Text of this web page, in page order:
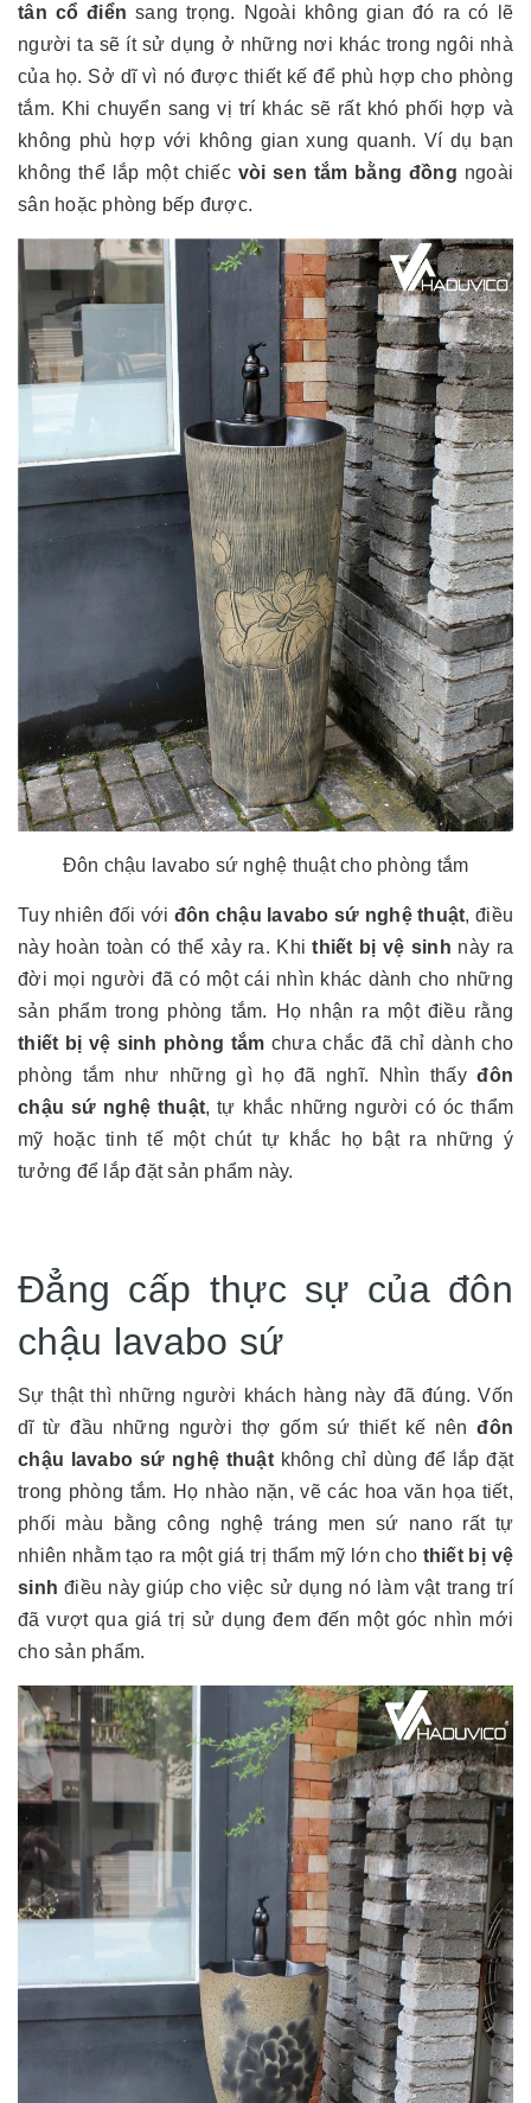
tân cổ điển sang trọng. Ngoài không gian đó ra có lẽ
người ta sẽ ít sử dụng ở những nơi khác trong ngôi nhà
của họ. Sở dĩ vì nó được thiết kế để phù hợp cho phòng
tắm. Khi chuyển sang vị trí khác sẽ rất khó phối hợp và
không phù hợp với không gian xung quanh. Ví dụ bạn
không thể lắp một chiếc vòi sen tắm bằng đồng ngoài
sân hoặc phòng bếp được.
Đôn chậu lavabo sứ nghệ thuật cho phòng tắm
Tuy nhiên đối với đôn chậu lavabo sứ nghệ thuật, điều
này hoàn toàn có thể xảy ra. Khi thiết bị vệ sinh này ra
đời mọi người đã có một cái nhìn khác dành cho những
sản phẩm trong phòng tắm. Họ nhận ra một điều rằng
thiết bị vệ sinh phòng tắm chưa chắc đã chỉ dành cho
phòng tắm như những gì họ đã nghĩ. Nhìn thấyđôn
chậu sứ nghệ thuật, tự khắc những người có óc thẩm
mỹ hoặc tinh tế một chút tự khắc họ bật ra những ý
tưởng để lắp đặt sản phẩm này.
Đẳng cấp thực sự của đôn
chậu lavabo sứ
Sự thật thì những người khách hàng này đã đúng. Vốn
dĩ từ đầu những người thợ gốm sứ thiết kế nênđôn
chậu lavabo sứ nghệ thuậtkhông chỉ dùng để lắp đặt
trong phòng tắm. Họ nhào nặn, vẽ các hoa văn họa tiết,
phối màu bằng công nghệ tráng men sứ nano rất tự
nhiên nhằm tạo ra một giá trị thẩm mỹ lớn cho thiết bị vệ
sinh điều này giúp cho việc sử dụng nó làm vật trang trí
đã vượt qua giá trị sử dụng đem đến một góc nhìn mới
cho sản phẩm.